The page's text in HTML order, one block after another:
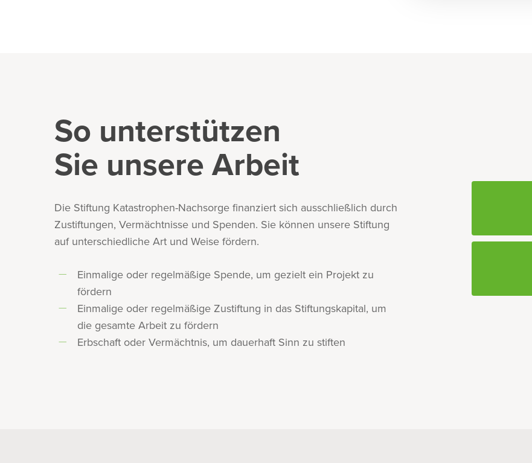
So unterstützen
Sie unsere Arbeit
Die Stiftung Katastrophen-Nachsorge finanziert sich ausschließlich durch
Zustiftungen, Vermächtnisse und Spenden. Sie können unsere Stiftung
auf unterschiedliche Art und Weise fördern.
Einmalige oder regelmäßige Spende, um gezielt ein Projekt zu
fördern
Einmalige oder regelmäßige Zustiftung in das Stiftungskapital, um
die gesamte Arbeit zu fördern
Erbschaft oder Vermächtnis, um dauerhaft Sinn zu stiften